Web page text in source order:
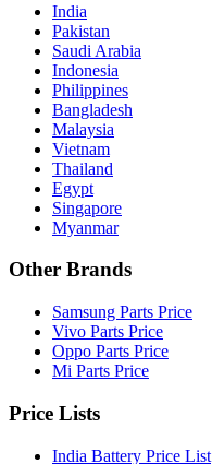
India
Pakistan
Saudi Arabia
Indonesia
Philippines
Bangladesh
Malaysia
Vietnam
Thailand
Egypt
Singapore
Myanmar
Other Brands
Samsung Parts Price
Vivo Parts Price
Oppo Parts Price
Mi Parts Price
Price Lists
India Battery Price List